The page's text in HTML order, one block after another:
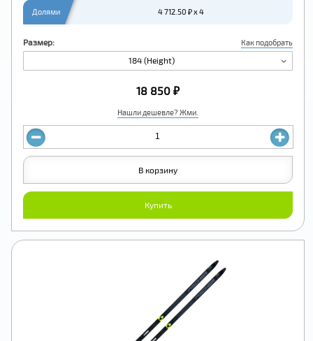
Долями 4 712.50 ₽ x 4
Размер: Как подобрать
184 (Height)
Нашли дешевле? Жми.
18 850 ₽
Купить
В корзину